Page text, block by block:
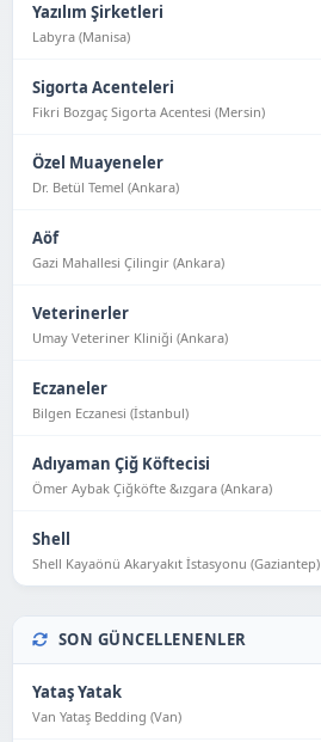
Yazılım Şirketleri
Labyra (Manisa)
Sigorta Acenteleri
Fikri Bozgaç Sigorta Acentesi (Mersin)
Özel Muayeneler
Dr. Betül Temel (Ankara)
Aöf
Gazi Mahallesi Çilingir (Ankara)
Veterinerler
Umay Veteriner Kliniği (Ankara)
Eczaneler
Bilgen Eczanesi (İstanbul)
Adıyaman Çiğ Köftecisi
Ömer Aybak Çiğköfte &ızgara (Ankara)
Shell
Shell Kayaönü Akaryakıt İstasyonu (Gaziantep)
SON GÜNCELLENENLER
Yataş Yatak
Van Yataş Bedding (Van)